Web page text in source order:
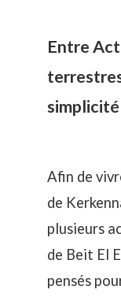
Entre
simplicité
Afin de
de
plusieurs
de Beit El
pensés